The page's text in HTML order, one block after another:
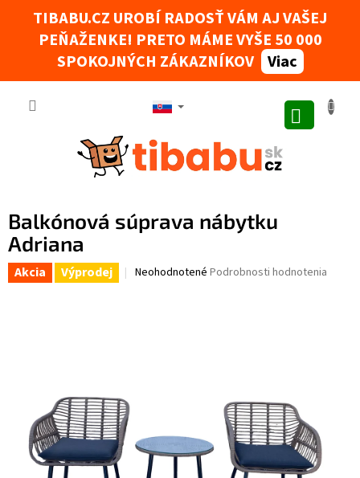
TIBABU.CZ UROBÍ RADOSŤ VÁM AJ VAŠEJ
PEŇAŽENKE! PRETO MÁME VYŠE 50 000
SPOKOJNÝCH ZÁKAZNÍKOV Viac
Balkónová súprava nábytku
Adriana
Akcia Výprodej Priemerné hodnotenie produktu je 0,0 z 5
Neohodnotené Podrobnosti hodnotenia
Tibabák - Váš AI rádce